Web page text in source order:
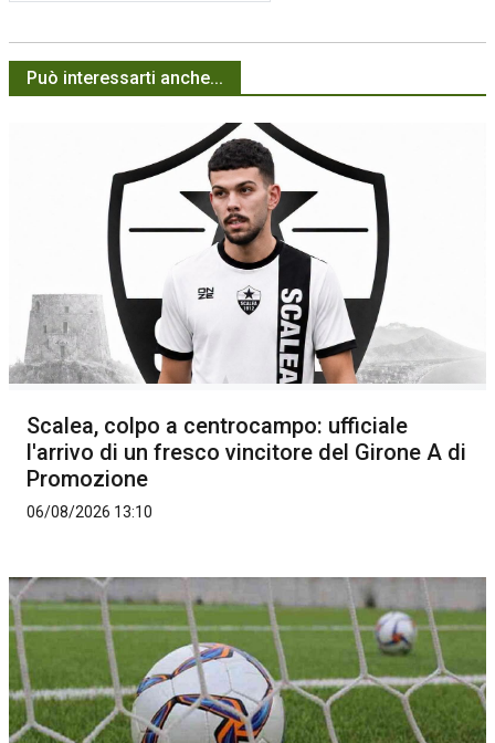
Può interessarti anche...
Scalea, colpo a centrocampo: ufficiale
l'arrivo di un fresco vincitore del Girone A di
Promozione
06/08/2026 13:10